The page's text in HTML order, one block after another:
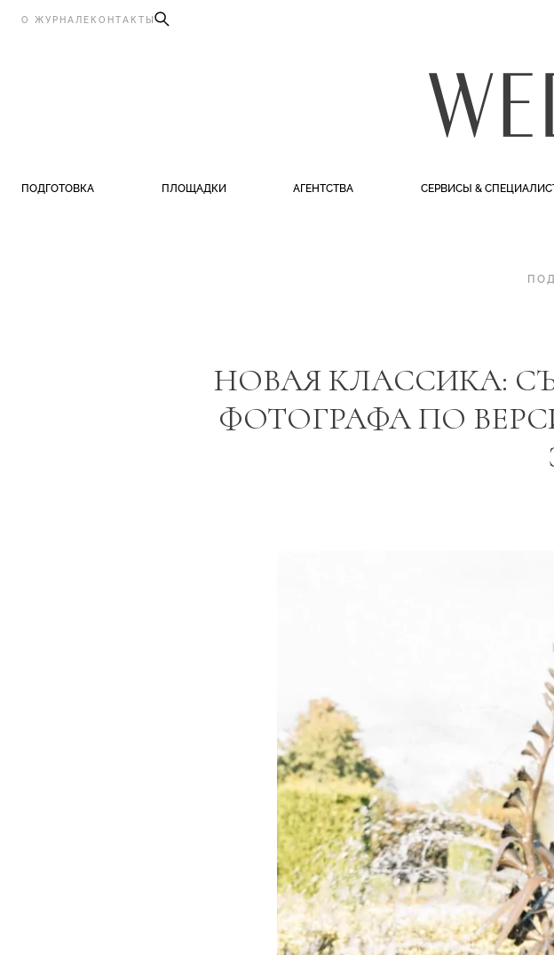
О ЖУРНАЛЕ КОНТАКТЫ
ПОДГОТОВКА ПЛОЩАДКИ АГЕНТСТВА СЕРВИСЫ &
НОВАЯ КЛАССИКА:
ФОТОГРАФА ПО